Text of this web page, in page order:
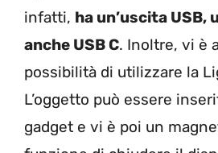
infatti, ha un’uscita USB,
anche USB C. Inoltre, vi è
possibilità di utilizzare la
L’oggetto può essere
gadget e vi è poi un